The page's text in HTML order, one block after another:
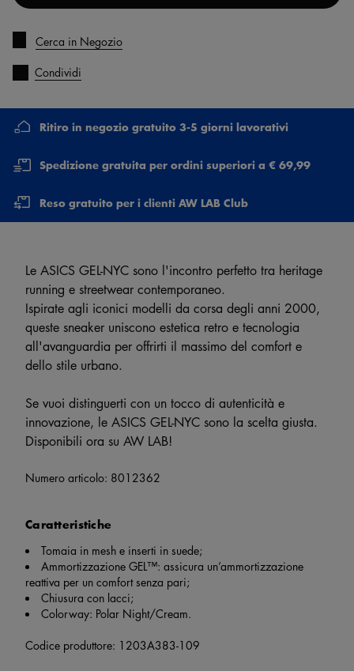
Cerca in Negozio
Condividi
Ritiro in negozio gratuito 3-5 giorni lavorativi
Spedizione gratuita per ordini superiori a € 69,99
Reso gratuito per i clienti AW LAB Club
Le ASICS GEL-NYC sono l'incontro perfetto tra heritage
running e streetwear contemporaneo.
Ispirate agli iconici modelli da corsa degli anni 2000,
queste sneaker uniscono estetica retro e tecnologia
all'avanguardia per offrirti il massimo del comfort e
dello stile urbano.
Se vuoi distinguerti con un tocco di autenticità e
innovazione, le ASICS GEL-NYC sono la scelta giusta.
Disponibili ora su AW LAB!
Numero articolo: 8012362
Caratteristiche
Tomaia in mesh e inserti in suede;
Ammortizzazione GEL™: assicura un’ammortizzazione
reattiva per un comfort senza pari;
Chiusura con lacci;
Colorway: Polar Night/Cream.
Codice produttore: 1203A383-109